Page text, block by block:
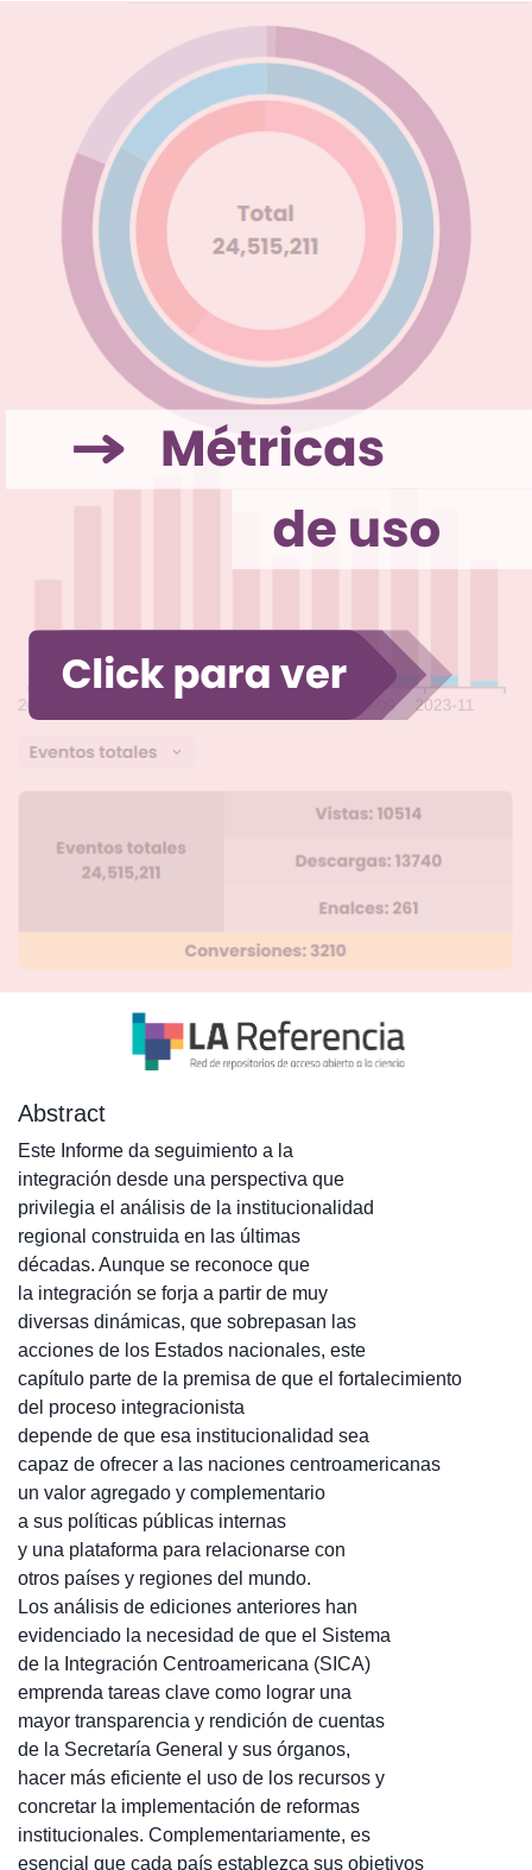
Abstract
Este Informe da seguimiento a la
integración desde una perspectiva que
privilegia el análisis de la institucionalidad
regional construida en las últimas
décadas. Aunque se reconoce que
la integración se forja a partir de muy
diversas dinámicas, que sobrepasan las
acciones de los Estados nacionales, este
capítulo parte de la premisa de que el fortalecimiento
del proceso integracionista
depende de que esa institucionalidad sea
capaz de ofrecer a las naciones centroamericanas
un valor agregado y complementario
a sus políticas públicas internas
y una plataforma para relacionarse con
otros países y regiones del mundo.
Los análisis de ediciones anteriores han
evidenciado la necesidad de que el Sistema
de la Integración Centroamericana (SICA)
emprenda tareas clave como lograr una
mayor transparencia y rendición de cuentas
de la Secretaría General y sus órganos,
hacer más eficiente el uso de los recursos y
concretar la implementación de reformas
institucionales. Complementariamente, es
esencial que cada país establezca sus objetivos